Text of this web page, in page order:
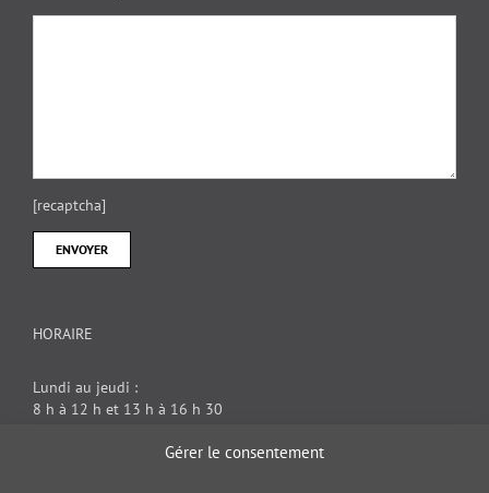
Gérer le consentement
[recaptcha]
HORAIRE
Lundi au jeudi :
8 h à 12 h et 13 h à 16 h 30